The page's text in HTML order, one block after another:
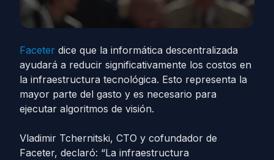
Faceter dice que la informática descentralizada
ayudará a reducir significativamente los costos en
la infraestructura tecnológica. Esto representa la
mayor parte del gasto y es necesario para
ejecutar algoritmos de visión.
Vladimir Tchernitski, CTO y cofundador de
Faceter, declaró: “La infraestructura